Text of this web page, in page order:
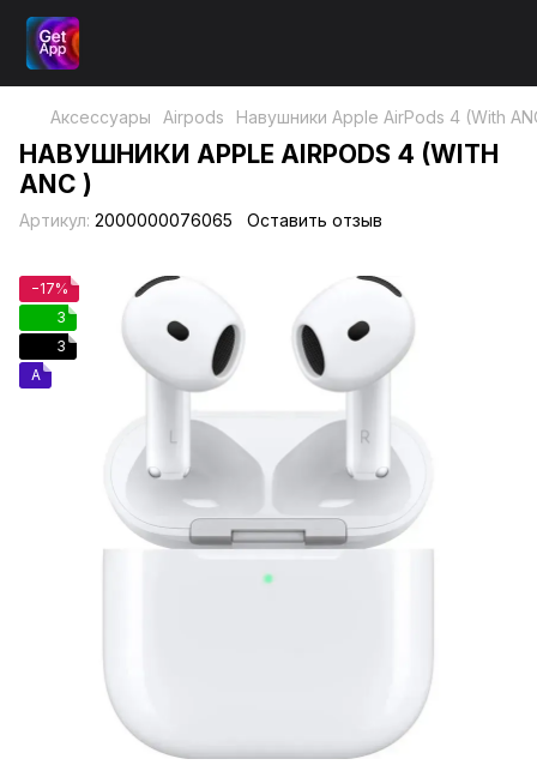
Аксессуары Airpods Навушники Apple AirPods 4 (With
НАВУШНИКИ APPLE AIRPODS 4 (WITH
ANC )
Артикул: 2000000076065 Оставить отзыв
−17%
3
3
A